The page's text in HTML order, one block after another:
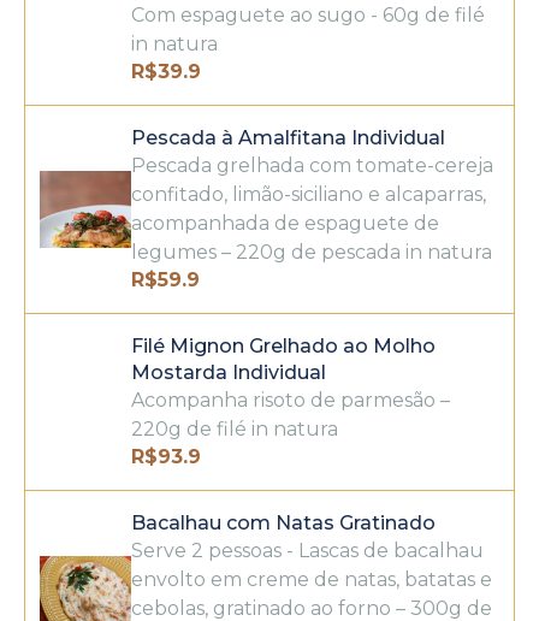
Com espaguete ao sugo - 60g de filé
in natura
R$39.9
Pescada à Amalfitana Individual
Pescada grelhada com tomate-cereja
confitado, limão-siciliano e alcaparras,
acompanhada de espaguete de
legumes – 220g de pescada in natura
R$59.9
Filé Mignon Grelhado ao Molho
Mostarda Individual
Acompanha risoto de parmesão –
220g de filé in natura
R$93.9
Bacalhau com Natas Gratinado
Serve 2 pessoas - Lascas de bacalhau
envolto em creme de natas, batatas e
cebolas, gratinado ao forno – 300g de